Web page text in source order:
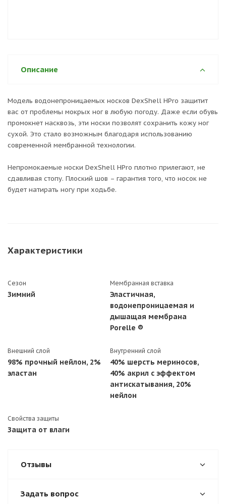
Описание
Модель водонепроницаемых носков DexShell HPro защитит
вас от проблемы мокрых ног в любую погоду. Даже если обувь
промокнет насквозь, эти носки позволят сохранить кожу ног
сухой. Это стало возможным благодаря использованию
современной мембранной технологии.
Непромокаемые носки DexShell HPro плотно прилегают, не
сдавливая стопу. Плоский шов – гарантия того, что носок не
будет натирать ногу при ходьбе.
Характеристики
Сезон
Зимний
Мембранная вставка
Эластичная,
водонепроницаемая и
дышащая мембрана
Porelle ®
Внешний слой
98% прочный нейлон, 2%
эластан
Внутренний слой
40% шерсть мериносов,
40% акрил с эффектом
антискатывания, 20%
нейлон
Свойства защиты
Защита от влаги
Отзывы
Задать вопрос